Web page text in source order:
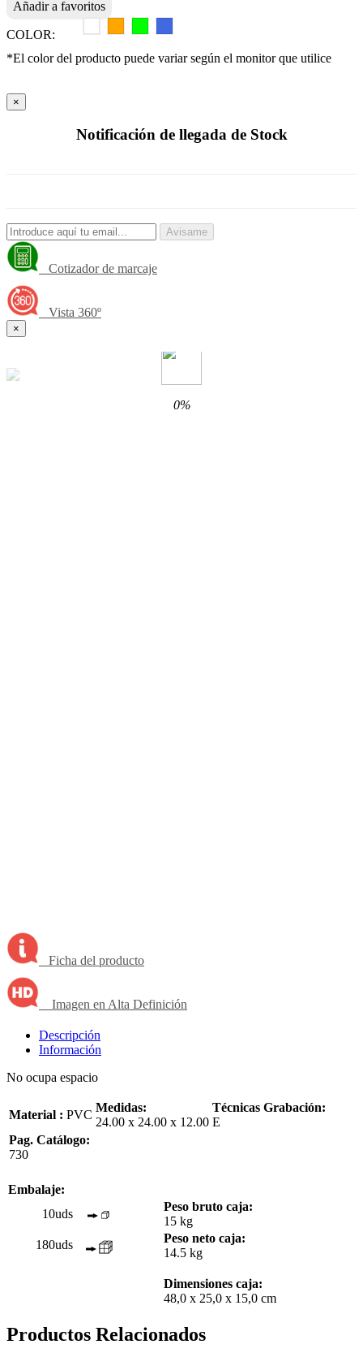
Añadir a favoritos
COLOR:
*El color del producto puede variar según el monitor que utilice
×
Notificación de llegada de Stock
Avisame
Cotizador de marcaje
Vista 360º
×
Ficha del producto
Imagen en Alta Definición
Descripción
Información
No ocupa espacio
Material : PVC
Medidas:
24.00 x 24.00 x 12.00
Técnicas Grabación:
E
Pag. Catálogo:
730
Embalaje:
10uds
Peso bruto caja:
15 kg
180uds
Peso neto caja:
14.5 kg
Dimensiones caja:
48,0 x 25,0 x 15,0 cm
Productos Relacionados